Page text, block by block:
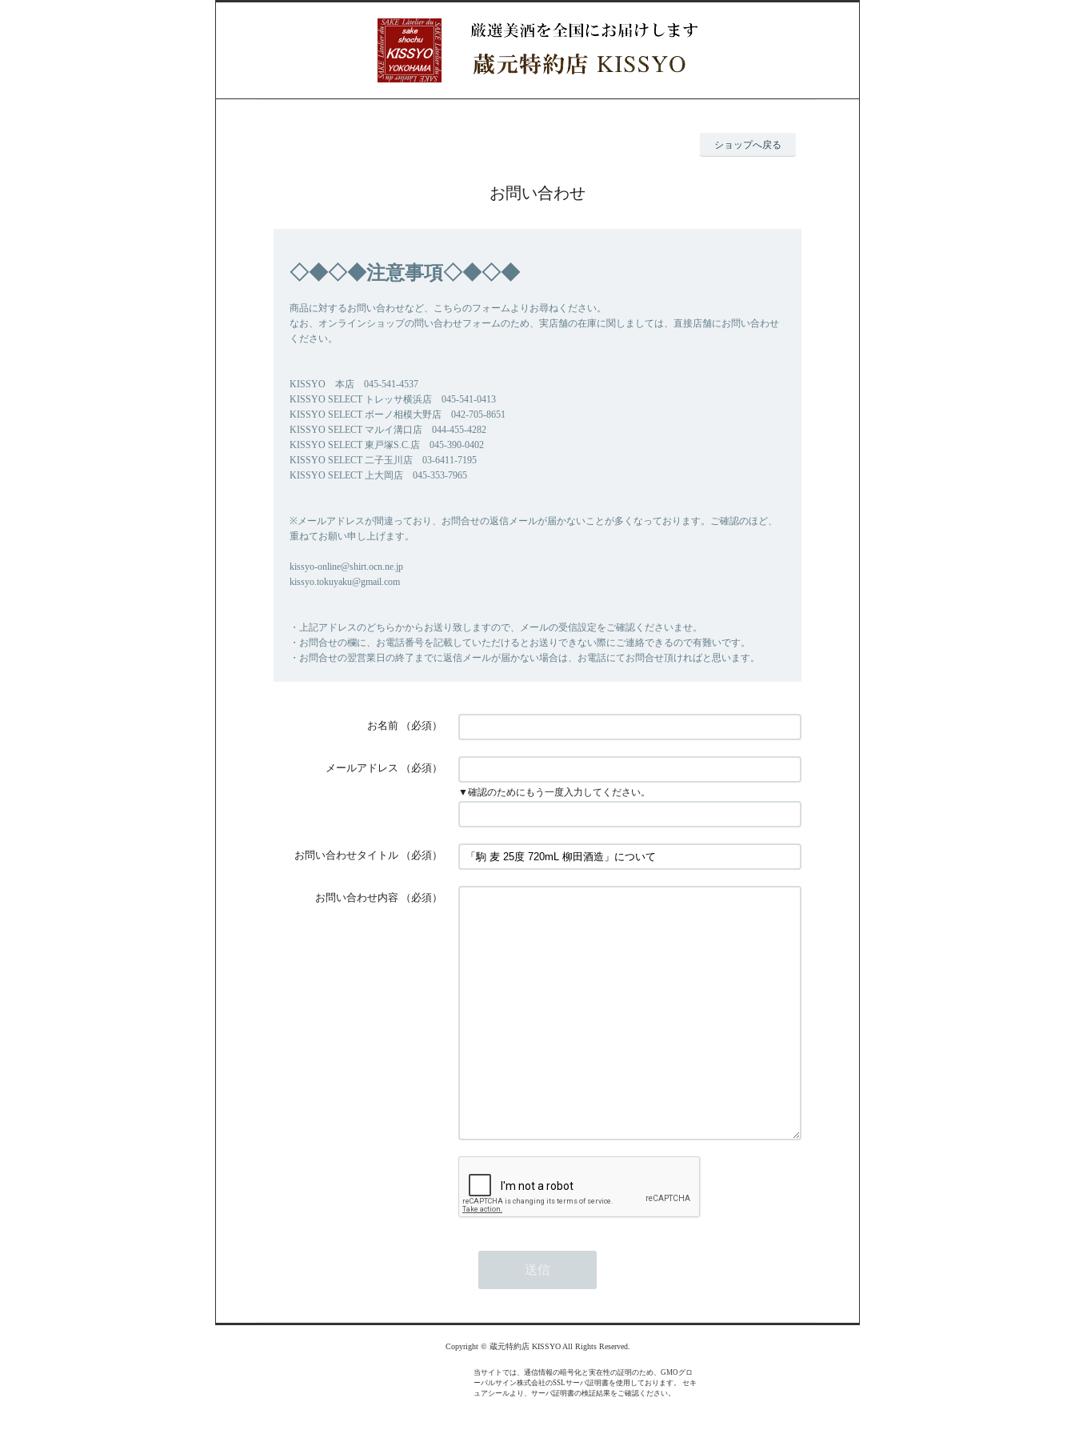
ショップへ戻る
お問い合わせ
◇◆◇◆注意事項◇◆◇◆
商品に対するお問い合わせなど、こちらのフォームよりお尋ねください。
なお、オンラインショップの問い合わせフォームのため、実店舗の在庫に関しましては、直接店舗にお問い合わせ
ください。
KISSYO 本店 045-541-4537
KISSYO SELECT トレッサ横浜店 045-541-0413
KISSYO SELECT ボーノ相模大野店 042-705-8651
KISSYO SELECT マルイ溝口店 044-455-4282
KISSYO SELECT 東戸塚S.C.店 045-390-0402
KISSYO SELECT 二子玉川店 03-6411-7195
KISSYO SELECT 上大岡店 045-353-7965
※メールアドレスが間違っており、お問合せの返信メールが届かないことが多くなっております。ご確認のほど、
重ねてお願い申し上げます。
kissyo-online@shirt.ocn.ne.jp
kissyo.tokuyaku@gmail.com
・上記アドレスのどちらかからお送り致しますので、メールの受信設定をご確認くださいませ。
・お問合せの欄に、お電話番号を記載していただけるとお送りできない際にご連絡できるので有難いです。
・お問合せの翌営業日の終了までに返信メールが届かない場合は、お電話にてお問合せ頂ければと思います。
お名前 （必須）
メールアドレス （必須）
▼確認のためにもう一度入力してください。
お問い合わせタイトル （必須）
お問い合わせ内容 （必須）
Copyright © 蔵元特約店 KISSYO All Rights Reserved.
当サイトでは、通信情報の暗号化と実在性の証明のため、GMOグロ
ーバルサイン株式会社のSSLサーバ証明書を使用しております。 セキ
ュアシールより、サーバ証明書の検証結果をご確認ください。